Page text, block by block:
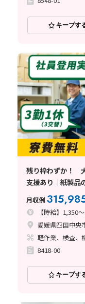
キープす
残り枠わずか！
支援あり｜紙製品
月収例
【時給】1,350
愛媛県四国中央
軽作業、検査、
8418-00
キープす